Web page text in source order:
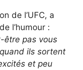
de l’UFC, a
l’humour :
être pas vous
ils sortent
et peu